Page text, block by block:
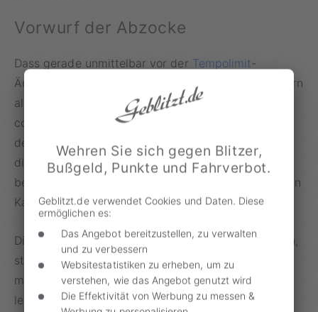
Vorwurf der Abzocke
Dass gerade unmittelbar vor der Tempolimit-
Änderung geblitzt wird, erscheint einigen Autofahrern
als „
“. In einem Leserbrief an das Portal
come-on.de, das über die umstrittene
der nordrhein-westfälischen Stadt berichtete, wird
die Verkehrsüberwachung als „Lachnummer“
bezeichnet, die lediglich dazu diene, „die öffentlichen
Kassen zu füllen“.
Die Straßenschäden seien zwar weiterhin vorhanden,
stellen laut dem Verfasser aber keine akute Gefahr
mehr dar. Unmittelbar über dem 50er-Limit, das
lediglich für ein kurzes Stück gilt, warnt das Schild
Wehren Sie sich gegen Blitzer,
Bußgeld, Punkte und Fahrverbot.
Geblitzt.de verwendet Cookies und Daten. Diese
ermöglichen es:
Das Angebot bereitzustellen, zu verwalten
und zu verbessern
Websitestatistiken zu erheben, um zu
verstehen, wie das Angebot genutzt wird
Die Effektivität von Werbung zu messen &